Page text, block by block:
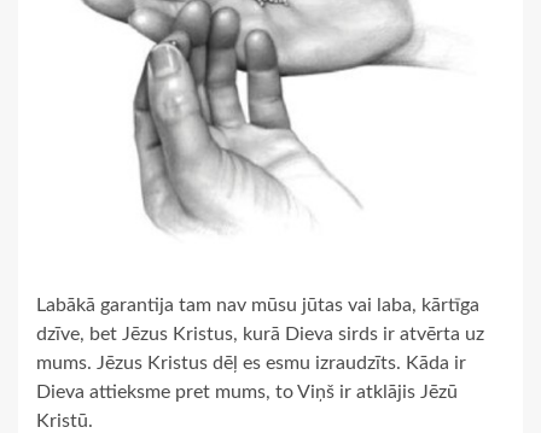
Labākā garantija tam nav mūsu jūtas vai laba, kārtīga
dzīve, bet Jēzus Kristus, kurā Dieva sirds ir atvērta uz
mums. Jēzus Kristus dēļ es esmu izraudzīts. Kāda ir
Dieva attieksme pret mums, to Viņš ir atklājis Jēzū
Kristū.